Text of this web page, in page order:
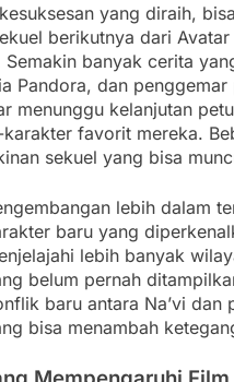
yang diraih,
berikutnya dari
Semakin banyak cerita
Pandora, dan penggemar
menunggu kelanjutan
favorit mereka.
sekuel yang bisa
lebih dalam
baru yang
lebih banyak
belum pernah
baru antara Na’vi dan
bisa menambah